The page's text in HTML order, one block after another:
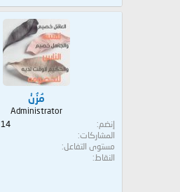
مُزُنْ
Administrator
إنضم
14 أكتوبر 2011
المشاركات
مستوى التفاعل
النقاط